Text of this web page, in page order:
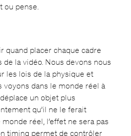
ou pense.
quand placer chaque cadre
de la vidéo. Nous devons nous
les lois de la physique et
voyons dans le monde réel à
un objet plus
qu’il ne le ferait
réel, l’effet ne sera pas
timing permet de contrôler